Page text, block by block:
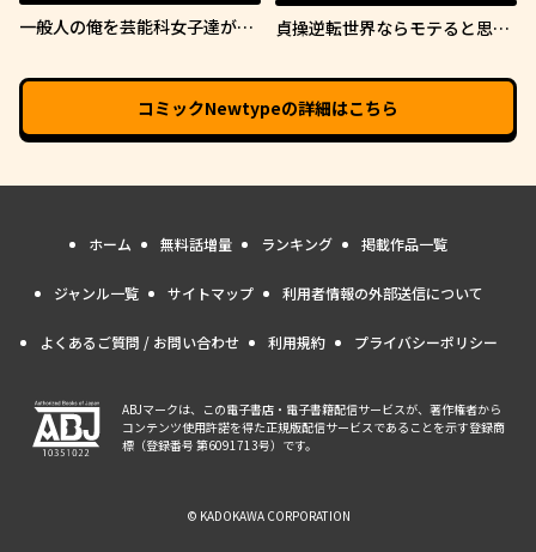
一般人の俺を芸能科女子達が逃
貞操逆転世界ならモテると思っ
コミックNewtypeの詳細はこちら
ホーム 無料話増量 ランキング 掲載作品一覧
ジャンル一覧 サイトマップ 利用者情報の外部送信について
よくあるご質問 / お問い合わせ 利用規約 プライバシーポリシー
ABJマークは、この電子書店・電子書籍配信サービスが、著作権者から
コンテンツ使用許諾を得た正規版配信サービスであることを示す登録商
標（登録番号 第6091713号）です。
© KADOKAWA CORPORATION